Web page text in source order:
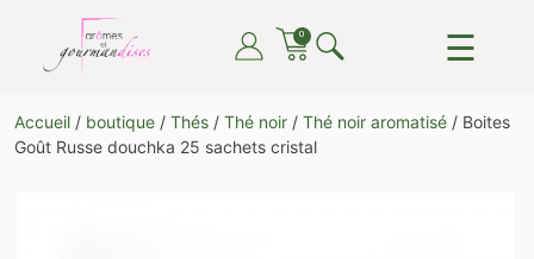
content
PLAISIR DE TOUTES ET TOUS
0 ☰
Accueil / boutique / Thés / Thé noir / Thé noir aromatisé / Boites
Goût Russe douchka 25 sachets cristal